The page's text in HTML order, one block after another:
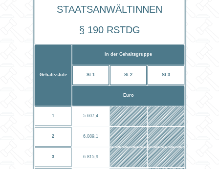
StaatsanwältInnen
§ 190 RStDG
Gehaltsstufe
in der Gehaltsgruppe
St 1 St 2 St 3
Euro
1 5.607,4
2 6.089,1
3 6.815,9